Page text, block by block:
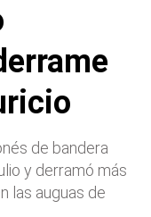
de bandera
y derramó más
las auguas de